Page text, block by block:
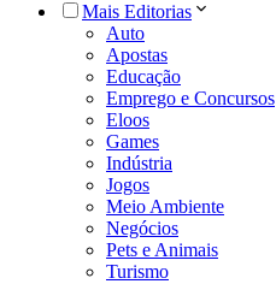
Mais Editorias
Auto
Apostas
Educação
Emprego e Concursos
Eloos
Games
Indústria
Jogos
Meio Ambiente
Negócios
Pets e Animais
Turismo